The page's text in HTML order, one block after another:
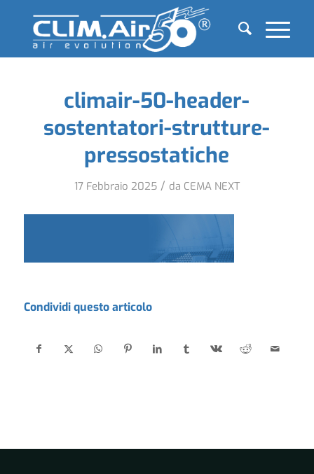
climair-50-header-
sostentatori-strutture-
pressostatiche
17 Febbraio 2025 / da CEMA NEXT
Condividi questo articolo